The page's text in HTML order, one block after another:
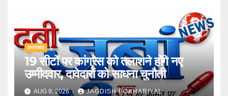
उत्तराखंड
19 सीटों पर कांग्रेस को तलाशने होंगे नए
उम्मीदवार, दावेदारों को साधना चुनौती
AUG 9, 2026 JAGDISH POKHARIYAL